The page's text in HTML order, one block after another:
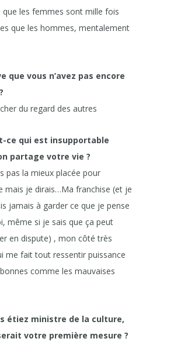
que les femmes sont mille fois
que les hommes, mentalement
que vous n’avez pas encore
du regard des autres
ce qui est insupportable
partage votre vie ?
pas la mieux placée pour
mais je dirais…Ma franchise (et je
jamais à garder ce que je pense
même si je sais que ça peut
en dispute) , mon côté très
me fait tout ressentir puissance
comme les mauvaises
étiez ministre de la culture,
votre première mesure ?